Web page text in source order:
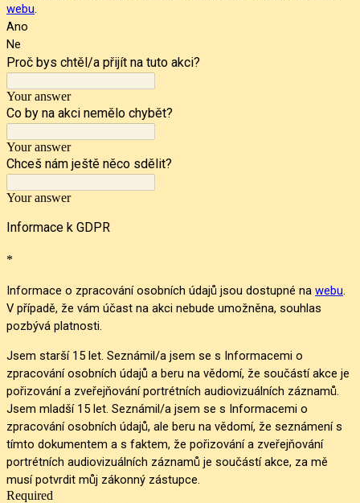
webu.
Ano
Ne
Proč bys chtěl/a přijít na tuto akci?
Your answer
Co by na akci nemělo chybět?
Your answer
Chceš nám ještě něco sdělit?
Your answer
Informace k GDPR
*
Informace o zpracování osobních údajů jsou dostupné na webu.
V případě, že vám účast na akci nebude umožněna, souhlas
pozbývá platnosti.
Jsem starší 15 let. Seznámil/a jsem se s Informacemi o
zpracování osobních údajů a beru na vědomí, že součástí akce je
pořizování a zveřejňování portrétních audiovizuálních záznamů.
Jsem mladší 15 let. Seznámil/a jsem se s Informacemi o
zpracování osobních údajů, ale beru na vědomí, že seznámení s
tímto dokumentem a s faktem, že pořizování a zveřejňování
portrétních audiovizuálních záznamů je součástí akce, za mě
musí potvrdit můj zákonný zástupce.
Required